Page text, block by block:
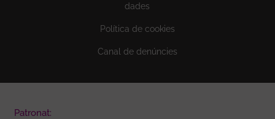
dades
Política de cookies
Canal de denúncies
Patronat: